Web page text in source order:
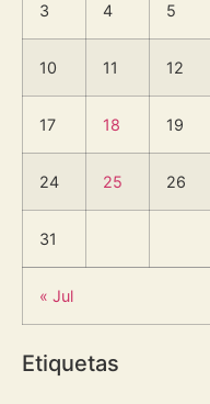
3 4 5
10 11 12
17 18 19
24 25 26
31
« Jul
Etiquetas